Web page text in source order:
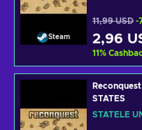
Steam
11,99 USD -
2,96
11%
STATES
STATELE